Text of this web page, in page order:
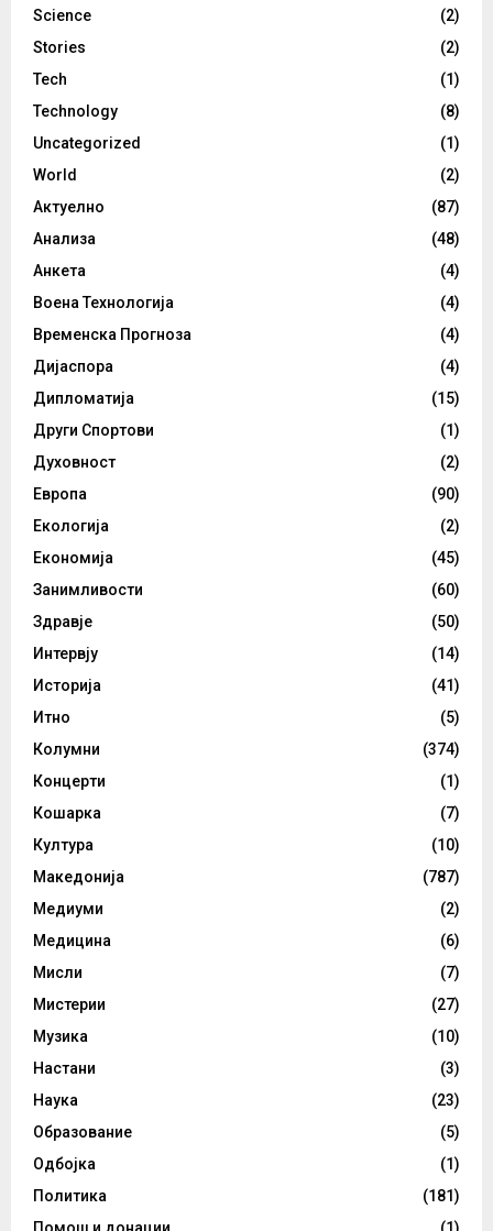
Science
(2)
Stories
(2)
Tech
(1)
Technology
(8)
Uncategorized
(1)
World
(2)
Актуелно
(87)
Анализа
(48)
Анкета
(4)
Воена Технологија
(4)
Временска Прогноза
(4)
Дијаспора
(4)
Дипломатија
(15)
Други Спортови
(1)
Духовност
(2)
Европа
(90)
Екологија
(2)
Економија
(45)
Занимливости
(60)
Здравје
(50)
Интервју
(14)
Историја
(41)
Итно
(5)
Колумни
(374)
Концерти
(1)
Кошарка
(7)
Култура
(10)
Македонија
(787)
Медиуми
(2)
Медицина
(6)
Мисли
(7)
Мистерии
(27)
Музика
(10)
Настани
(3)
Наука
(23)
Образование
(5)
Одбојка
(1)
Политика
(181)